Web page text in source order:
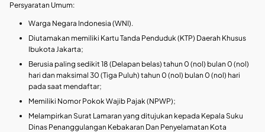
Persyaratan Umum:
Warga Negara Indonesia (WNI).
Diutamakan memiliki Kartu Tanda Penduduk (KTP) Daerah Khusus
Ibukota Jakarta;
Berusia paling sedikit 18 (Delapan belas) tahun 0 (nol) bulan 0 (nol)
hari dan maksimal 30 (Tiga Puluh) tahun 0 (nol) bulan 0 (nol) hari
pada saat mendaftar;
Memiliki Nomor Pokok Wajib Pajak (NPWP);
Melampirkan Surat Lamaran yang ditujukan kepada Kepala Suku
Dinas Penanggulangan Kebakaran Dan Penyelamatan Kota